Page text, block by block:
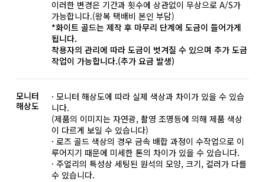
이러한 변경은 기간과 횟수에 상관없이 무상으로 A/S가
가능합니다.(왕복 택배비 본인 부담)
*화이트 골드는 제작 후 마무리 단계에 도금이 들어가게
됩니다.
착용자의 관리에 따라 도금이 벗겨질 수 있으며 추가 도금
작업이 가능합니다.(추가 요금 발생)
모니터
해상도
· 모니터 해상도에 따라 실제 색상과 차이가 있을 수 있습
니다.
(제품의 이미지는 자연광, 촬영 조명등에 의해 제품 색상
이 다르게 보일 수 있습니다)
· 로즈 골드 색상의 경우 금속 배합 과정이 수작업으로 이
루어지기 때문에 미세한 톤의 차이가 있을 수 있습니다.
· 주얼리의 특성상 세팅된 원석의 모양, 크기, 컬러가 다를
수 있습니다.